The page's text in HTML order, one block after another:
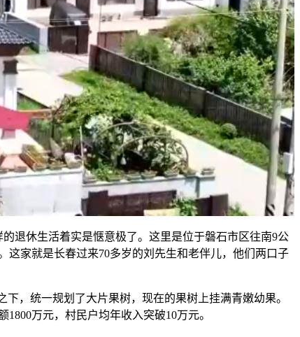
退休生活着实是惬意极了。这里是位于磐石市区往南9公
家就是长春过来70多岁的刘先生和老伴儿，他们两口子
，统一规划了大片果树，现在的果树上挂满青嫩幼果。
万元，村民户均年收入突破10万元。